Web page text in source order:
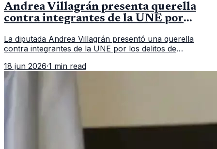
Andrea Villagrán presenta querella
contra integrantes de la UNE por
La diputada Andrea Villagrán presentó una querella
contra integrantes de la UNE por los delitos de
18 jun 2026·1 min read